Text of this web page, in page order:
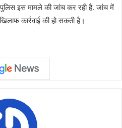
इस मामले की जांच कर रही है. जांच में
कार्रवाई की हो सकती है।